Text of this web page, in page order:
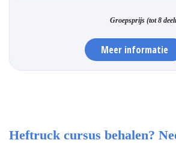
Groepsprijs (tot 8
Meer informatie
Heftruck cursus behalen?